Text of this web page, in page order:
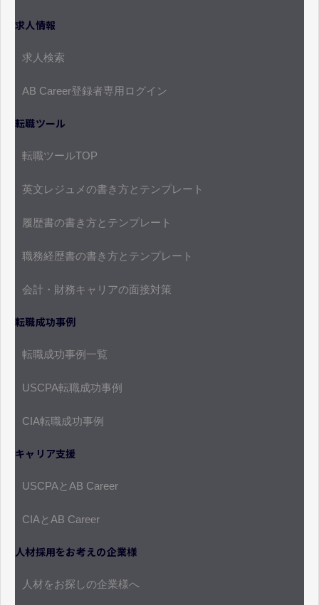
求人情報
求人検索
AB Career登録者専用ログイン
転職ツール
転職ツールTOP
英文レジュメの書き方とテンプレート
履歴書の書き方とテンプレート
職務経歴書の書き方とテンプレート
会計・財務キャリアの面接対策
転職成功事例
転職成功事例一覧
USCPA転職成功事例
CIA転職成功事例
キャリア支援
USCPAとAB Career
CIAとAB Career
人材採用をお考えの企業様
人材をお探しの企業様へ